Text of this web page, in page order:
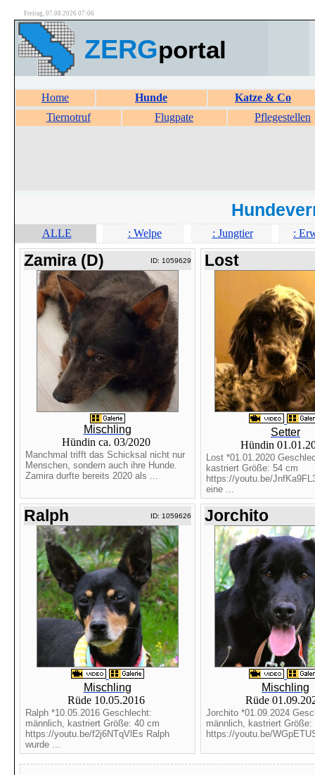
Freitag, 07.08.2026 07:06
ZERGportal
Home Hunde
Katze & Co
Tiernotruf
Flugpate Pflegestellen
ALLE : Welpe : Jungtier :
Zamira (D) ID: 1059629
Mischling
Hündin ca. 03/2020
Manchmal trifft das Schicksal nicht nur
Menschen, sondern auch ihre Hunde.
Zamira durfte bereits 2020 als ...
Lost
Setter
Hündin
Lost *01.01.2020
kastriert Größe: 54 cm
https://youtu.be/
eine ...
Ralph ID: 1059626
Mischling
Rüde 10.05.2016
Ralph *10.05.2016 Geschlecht:
männlich, kastriert Größe: 40 cm
https://youtu.be/f2j6NTqVlEs Ralph
wurde ...
Jorchito
Mischling
Rüde
Jorchito *01.09.2024
männlich, kastriert Größe:
https://youtu.be/